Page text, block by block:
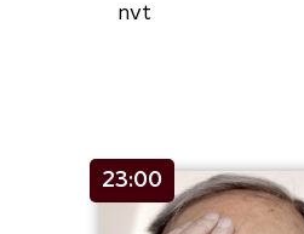
nvt
23:00